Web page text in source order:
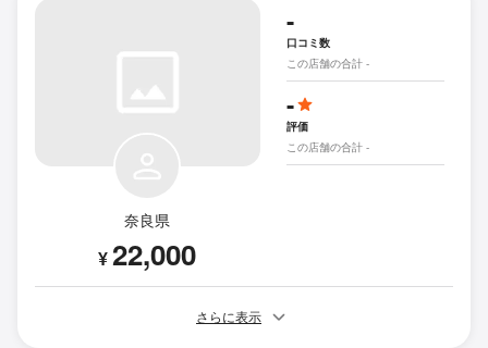
奈良県
¥22,000
-
口コミ数
この店舗の合計 -
-
評価
この店舗の合計 -
さらに表示